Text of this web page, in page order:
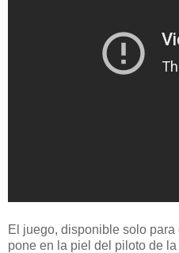
El juego, disponible solo
pone en la piel del piloto de